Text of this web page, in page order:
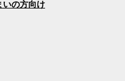
いの方向け